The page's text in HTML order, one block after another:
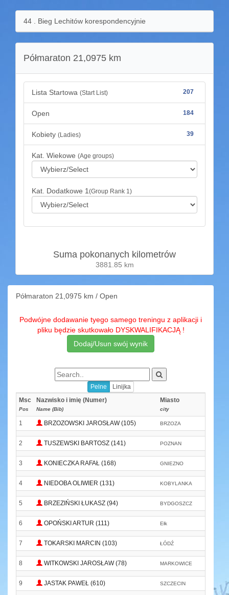
44 . Bieg Lechitów korespondencyjnie
Półmaraton 21,0975 km
Lista Startowa (Start List) 207
Open 184
Kobiety (Ladies) 39
Kat. Wiekowe (Age groups)
Kat. Dodatkowe 1 (Group Rank 1)
Suma pokonanych kilometrów
3881.85 km
Półmaraton 21,0975 km / Open
Podwójne dodawanie tyego samego treningu z aplikacji i
pliku będzie skutkowało DYSKWALIFIKACJĄ !
Dodaj/Usun swój wynik
Pelne
Linijka
Msc
Pos
Nazwisko i imię (Numer)
Name (Bib)
Miasto
city
1 BRZOZOWSKI JAROSŁAW (105) BRZOZA
2 TUSZEWSKI BARTOSZ (141) POZNAN
3 KONIECZKA RAFAŁ (168) GNIEZNO
4 NIEDOBA OLIWIER (131) KOBYLANKA
5 BRZEZIŃSKI ŁUKASZ (94) BYDGOSZCZ
6 OPOŃSKI ARTUR (111) Ełk
7 TOKARSKI MARCIN (103) ŁÓDŹ
8 WITKOWSKI JAROSŁAW (78) MARKOWICE
9 JASTAK PAWEŁ (610) SZCZECIN